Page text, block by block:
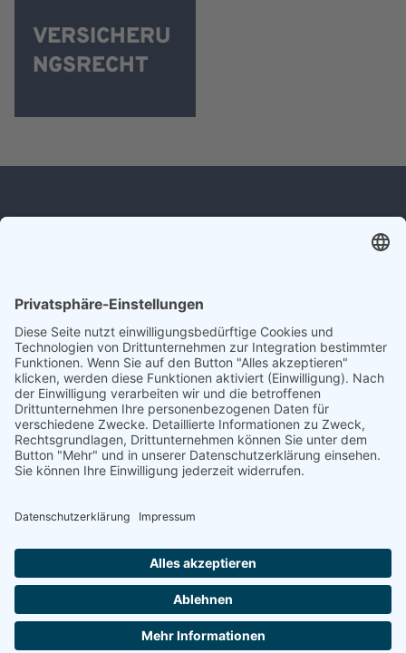
VERSICHERU
NGSRECHT
Arbeitsrecht
Gesellschaftsrecht
Compliance
Versicherungsrecht
Immobilienrecht
ANWÄLTE
Oliver Lentze
Matthias Berger
Maximilian König ­­Rein,
ÜBER UNS
Rechtsgebiete
Das Team
© 2026 skbl : : Rechtsanwälte : Fachanwälte
Datenschutzerklärung